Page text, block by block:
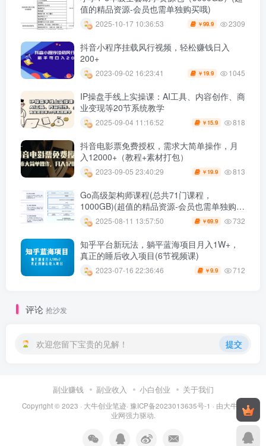
值的精品资源-会员也需单独购买哦)
2025-10-17 10:36:53 ￥99.9 2309
抖音小程序挂载风行视频，轻松赚钱日入
200+
2023-09-02 16:23:41 ￥ 19.9 1045
IP操盘手线上实操课：AI工具、内容创作、商
业变现等20节系统教学
2025-09-04 11:16:52 ￥ 15.9 818
抖音电影票免费授权，需求大简单操作，月
入12000+（教程+素材打包）
2023-09-05 23:40:29 ￥ 19.9 813
Go高级架构师课程(总共71门课程，
1000GB)(超值的精品资源-会员也需单独购买
哦)
2025-08-11 13:57:50 ￥69.9 732
知乎平台新玩法，躺平蓝海项目月入1W+，
真正的睡后收入项目(6节视频课)
2023-07-16 22:36:46 ￥9.9 712
评论 抢沙发
欢迎您留下宝贵的见解！ 提交
副业赚钱 副业收入 小白创业 关于我们
Copyright © 2023 · 大牛创业笔迹· 豫ICP备2023013635号-1 · 由大牛创
业网强力驱动.